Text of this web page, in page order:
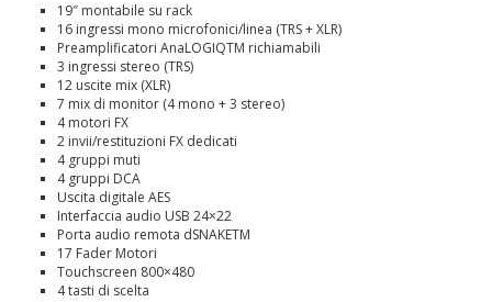
19″ montabile su rack
16 ingressi mono microfonici/linea (TRS + XLR)
Preamplificatori AnaLOGIQTM richiamabili
3 ingressi stereo (TRS)
12 uscite mix (XLR)
7 mix di monitor (4 mono + 3 stereo)
4 motori FX
2 invii/restituzioni FX dedicati
4 gruppi muti
4 gruppi DCA
Uscita digitale AES
Interfaccia audio USB 24×22
Porta audio remota dSNAKETM
17 Fader Motori
Touchscreen 800×480
4 tasti di scelta